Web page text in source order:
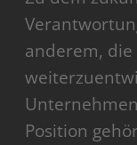
anderem, die
Position